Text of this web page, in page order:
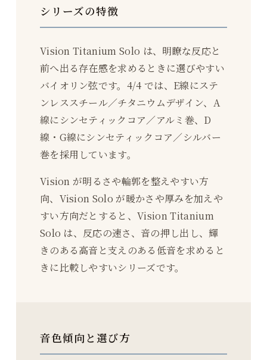
シリーズの特徴
Vision Titanium Solo は、明瞭な反応と
前へ出る存在感を求めるときに選びやすい
バイオリン弦です。4/4 では、E線にステ
ンレススチール／チタニウムデザイン、A
線にシンセティックコア／アルミ巻、D
線・G線にシンセティックコア／シルバー
巻を採用しています。
Vision が明るさや輪郭を整えやすい方
向、Vision Solo が暖かさや厚みを加えや
すい方向だとすると、Vision Titanium
Solo は、反応の速さ、音の押し出し、輝
きのある高音と支えのある低音を求めると
きに比較しやすいシリーズです。
音色傾向と選び方